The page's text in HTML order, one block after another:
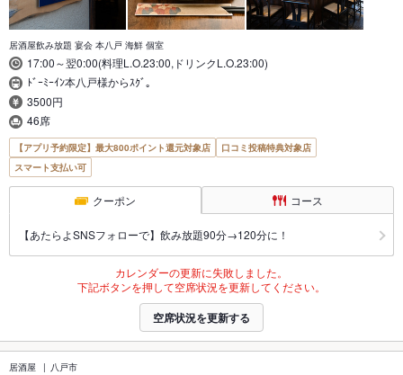
居酒屋飲み放題 宴会 本八戸 海鮮 個室
17:00～翌0:00(料理L.O.23:00,ドリンクL.O.23:00)
ﾄﾞｰﾐｰｲﾝ本八戸様からｽｸﾞ｡
3500円
46席
【アプリ予約限定】最大800ポイント還元対象店
口コミ投稿特典対象店
スマート支払い可
クーポン コース
【あたらよSNSフォローで】飲み放題90分→120分に！
カレンダーの更新に失敗しました。
下記ボタンを押して空席状況を更新してください。
空席状況を更新する
居酒屋 八戸市